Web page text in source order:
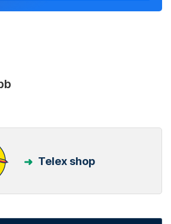
Telex shop